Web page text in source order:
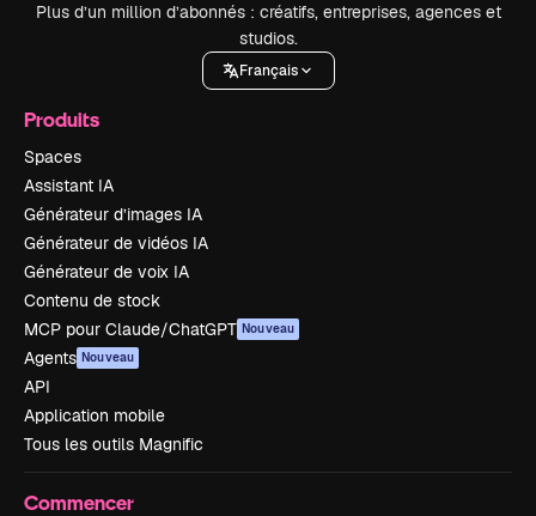
Plus d’un million d’abonnés : créatifs, entreprises, agences et
studios.
Français
Produits
Spaces
Assistant IA
Générateur d’images IA
Générateur de vidéos IA
Générateur de voix IA
Contenu de stock
MCP pour Claude/ChatGPT Nouveau
Agents Nouveau
API
Application mobile
Tous les outils Magnific
Commencer